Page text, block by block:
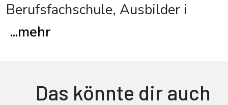
Berufsfachschule, Ausbilder i
...mehr
Das könnte dir auch